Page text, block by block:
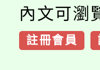
內文可瀏
註冊會員